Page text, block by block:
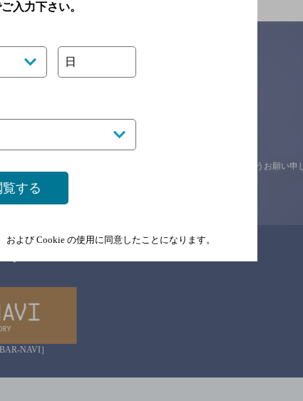
念のためお店にご確認の上ご来店くださいますようお願い申
NAVI］
入力下さい。
日
する
および Cookie の使用に同意したことになります。